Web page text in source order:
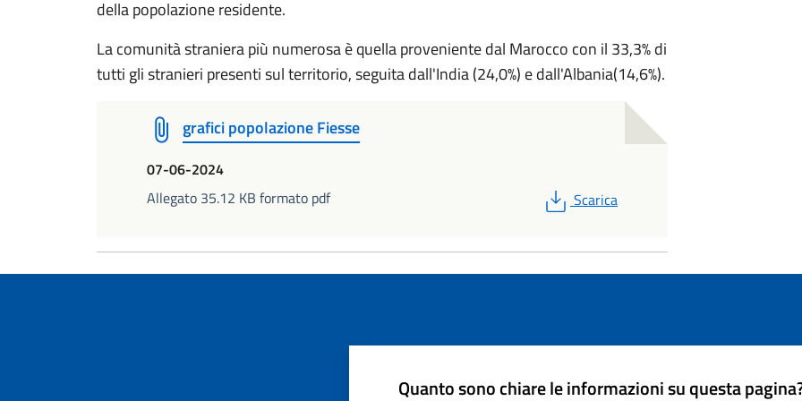
della popolazione residente.
La comunità straniera più numerosa è quella proveniente dal Marocco con il 33,3% di
tutti gli stranieri presenti sul territorio, seguita dall'India (24,0%) e dall'Albania(14,6%).
grafici popolazione Fiesse
07-06-2024
Allegato 35.12 KB formato pdf
PDF
Scarica
Quanto sono chiare le informazioni su questa